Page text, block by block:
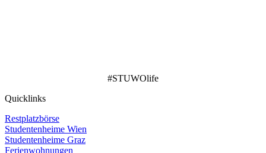
#STUWOlife
Quicklinks
Restplatzbörse
Studentenheime Wien
Studentenheime Graz
Ferienwohnungen